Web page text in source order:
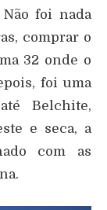
foi nada
comprar o
32 onde o
foi uma
Belchite,
e seca, a
com as